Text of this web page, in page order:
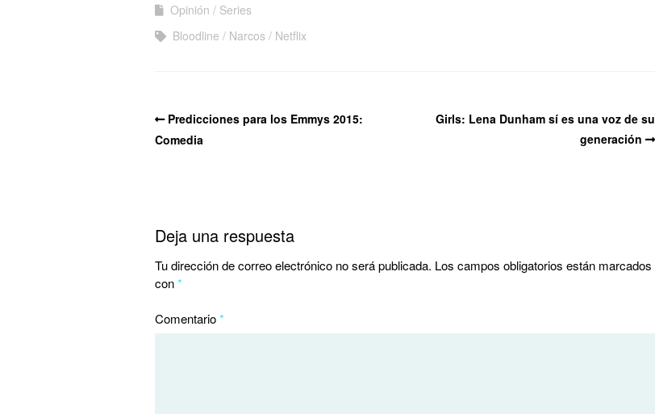
Opinión
Series
Bloodline
Narcos Netflix
Predicciones para los Emmys 2015:
Comedia
Girls: Lena Dunham sí es una voz de su
generación
Deja una respuesta
Tu dirección de correo electrónico no será publicada. Los campos obligatorios están marcados
con*
Comentario*